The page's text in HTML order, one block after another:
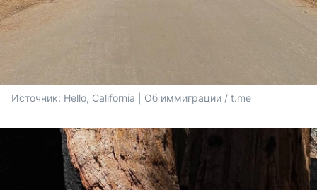
Источник: Hello, California | Об иммиграции / t.me